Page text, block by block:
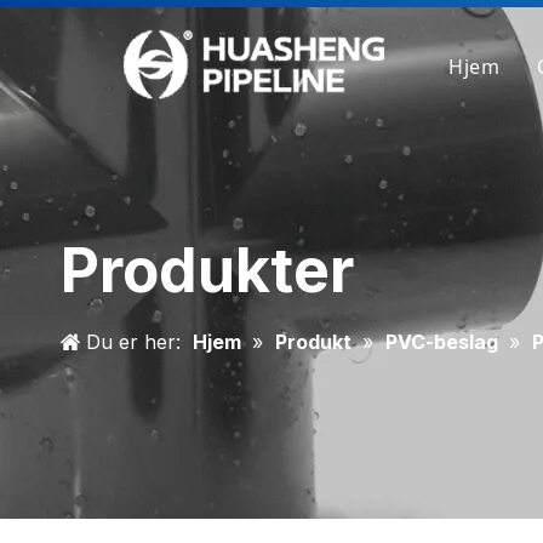
Hjem
Produkter
Du er her: Hjem » Produkt » PVC-beslag »